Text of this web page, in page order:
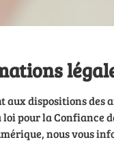
aux dispositions des
loi pour la Confiance
nous vous